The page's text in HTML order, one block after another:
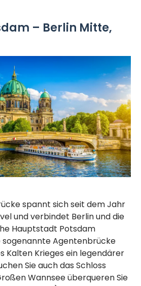
– Berlin Mitte,
spannt sich seit dem Jahr
und verbindet Berlin und die
Hauptstadt Potsdam
sogenannte Agentenbrücke
Kalten Krieges ein legendärer
Sie auch das Schloss
Wannsee überqueren Sie